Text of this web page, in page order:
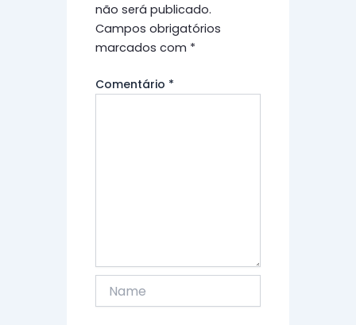
não será publicado.
Campos obrigatórios
marcados com *
Comentário *